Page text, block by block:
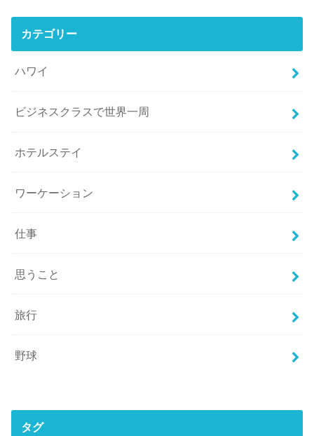
カテゴリー
ハワイ
ビジネスクラスで世界一周
ホテルステイ
ワーケーション
仕事
思うこと
旅行
野球
タグ